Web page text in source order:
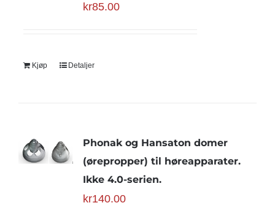
kr85.00
Kjøp Detaljer
Phonak og Hansaton domer
(ørepropper) til høreapparater.
Ikke 4.0-serien.
kr140.00